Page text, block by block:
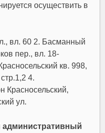
осуществить в
вл. 60 2. Басманный
пер., вл. 18-
кв. 998,
4.
Красносельский,
ул.
административный